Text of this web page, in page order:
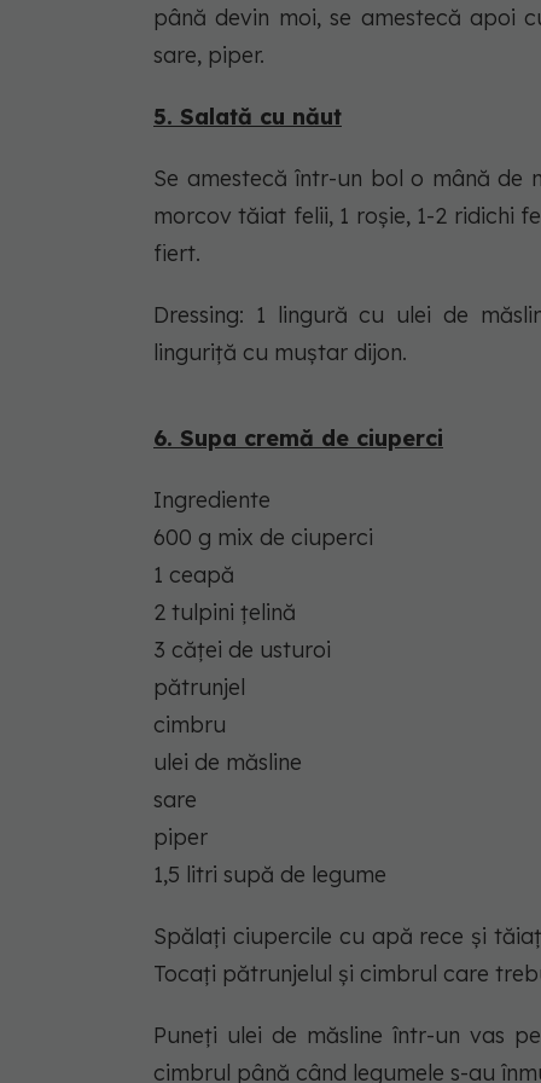
până devin moi, se amestecă apoi
sare, piper.
5. Salată cu năut
Se amestecă într-un bol o mână de
morcov tăiat felii, 1 roșie, 1-2 ridichi
fiert.
Dressing: 1 lingură cu ulei de
linguriță cu muștar dijon.
6. Supa cremă de ciuperci
Ingrediente
600 g mix de ciuperci
1 ceapă
2 tulpini țelină
3 căței de usturoi
pătrunjel
cimbru
ulei de măsline
sare
piper
1,5 litri supă de legume
Spălați ciupercile cu apă rece și
Tocați pătrunjelul și cimbrul care
Puneți ulei de măsline într-un vas
cimbrul până când legumele s-au